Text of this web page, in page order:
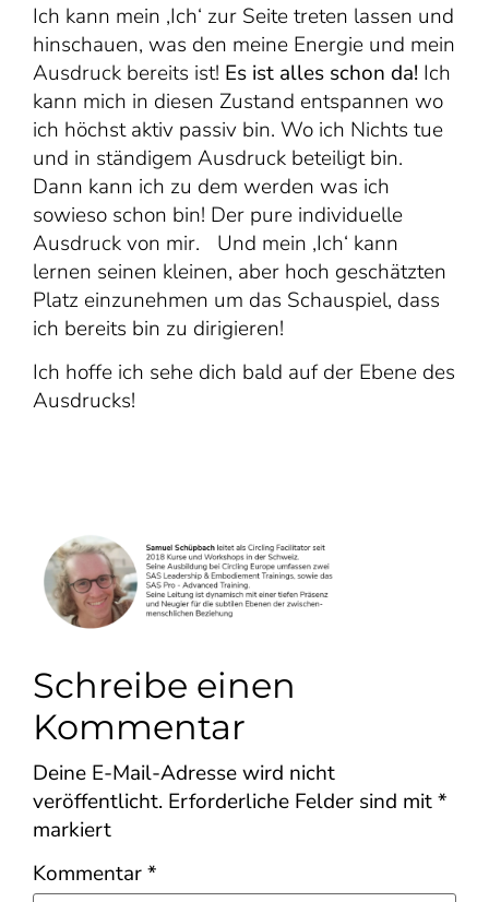
Ich kann mein ‚Ich‘ zur Seite treten lassen und
hinschauen, was den meine Energie und mein
Ausdruck bereits ist! Es ist alles schon da! Ich
kann mich in diesen Zustand entspannen wo
ich höchst aktiv passiv bin. Wo ich Nichts tue
und in ständigem Ausdruck beteiligt bin.
Dann kann ich zu dem werden was ich
sowieso schon bin! Der pure individuelle
Ausdruck von mir. Und mein ‚Ich‘ kann
lernen seinen kleinen, aber hoch geschätzten
Platz einzunehmen um das Schauspiel, dass
ich bereits bin zu dirigieren!
Ich hoffe ich sehe dich bald auf der Ebene des
Ausdrucks!
Schreibe einen
Kommentar
Deine E-Mail-Adresse wird nicht
veröffentlicht. Erforderliche Felder sind mit*
markiert
Kommentar*